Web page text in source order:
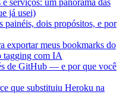
já usei)
dois propósitos, e por
exportar meus bookmarks do
tagging com IA
de GitHub — e por que você
que substituiu Heroku na